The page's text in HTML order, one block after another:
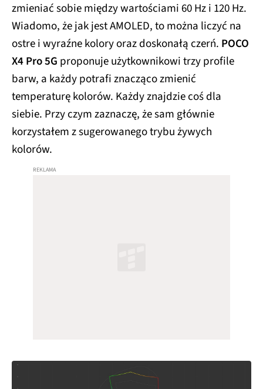
zmieniać sobie między wartościami 60 Hz i 120 Hz.
Wiadomo, że jak jest AMOLED, to można liczyć na
ostre i wyraźne kolory oraz doskonałą czerń. POCO
X4 Pro 5G proponuje użytkownikowi trzy profile
barw, a każdy potrafi znacząco zmienić
temperaturę kolorów. Każdy znajdzie coś dla
siebie. Przy czym zaznaczę, że sam głównie
korzystałem z sugerowanego trybu żywych
kolorów.